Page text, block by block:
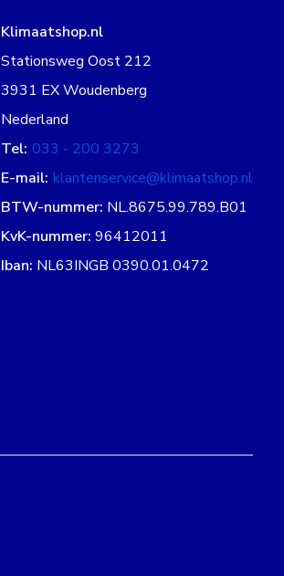
Klimaatshop.nl
Stationsweg Oost 212
3931 EX Woudenberg
Nederland
Tel: 033 - 200 3273
E-mail: klantenservice@klimaatshop.nl
BTW-nummer: NL.8675.99.789.B01
KvK-nummer:96412011
Iban: NL63INGB 0390.01.0472